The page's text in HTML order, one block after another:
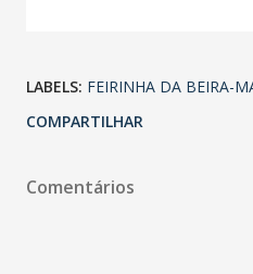
LABELS: FEIRINHA DA BEIRA-
COMPARTILHAR
Comentários